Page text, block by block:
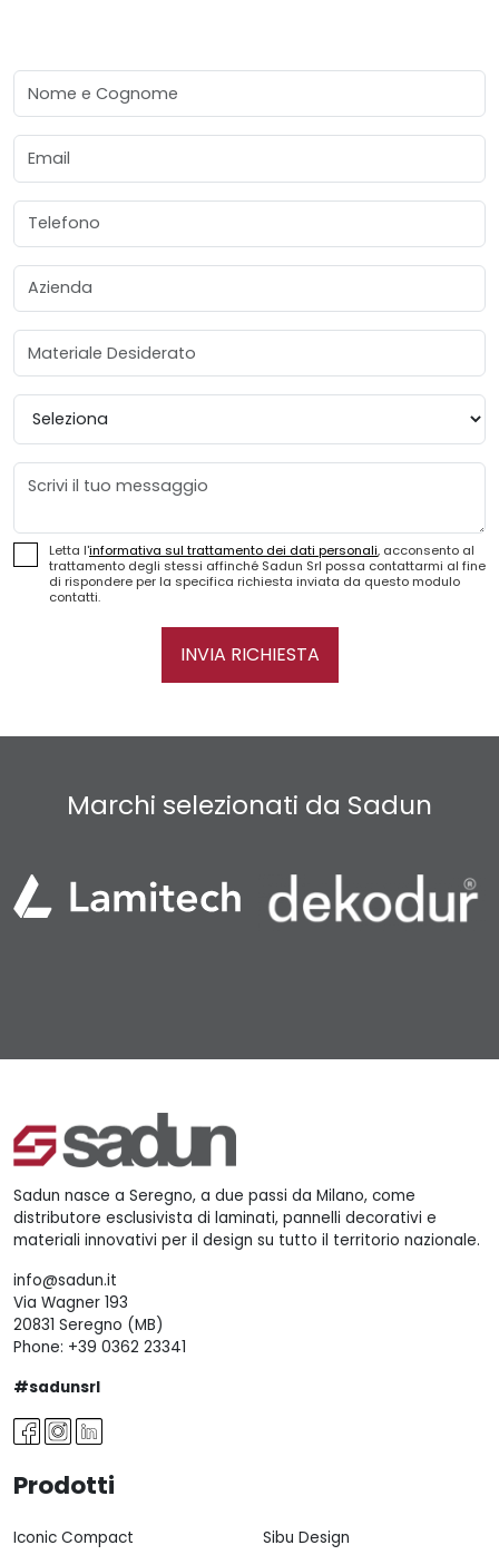
Nome e Cognome
Email
Telefono
Azienda
Materiale Desiderato
Provincia
Messaggio
Letta l'informativa sul trattamento dei dati personali, acconsento al
trattamento degli stessi affinché Sadun Srl possa contattarmi al fine
di rispondere per la specifica richiesta inviata da questo modulo
contatti.
INVIA RICHIESTA
Marchi selezionati da Sadun
Sadun nasce a Seregno, a due passi da Milano, come
distributore esclusivista di laminati, pannelli decorativi e
materiali innovativi per il design su tutto il territorio nazionale.
info@sadun.it
Via Wagner 193
20831 Seregno (MB)
Phone: +39 0362 23341
#sadunsrl
Prodotti
Iconic Compact
Sibu Design